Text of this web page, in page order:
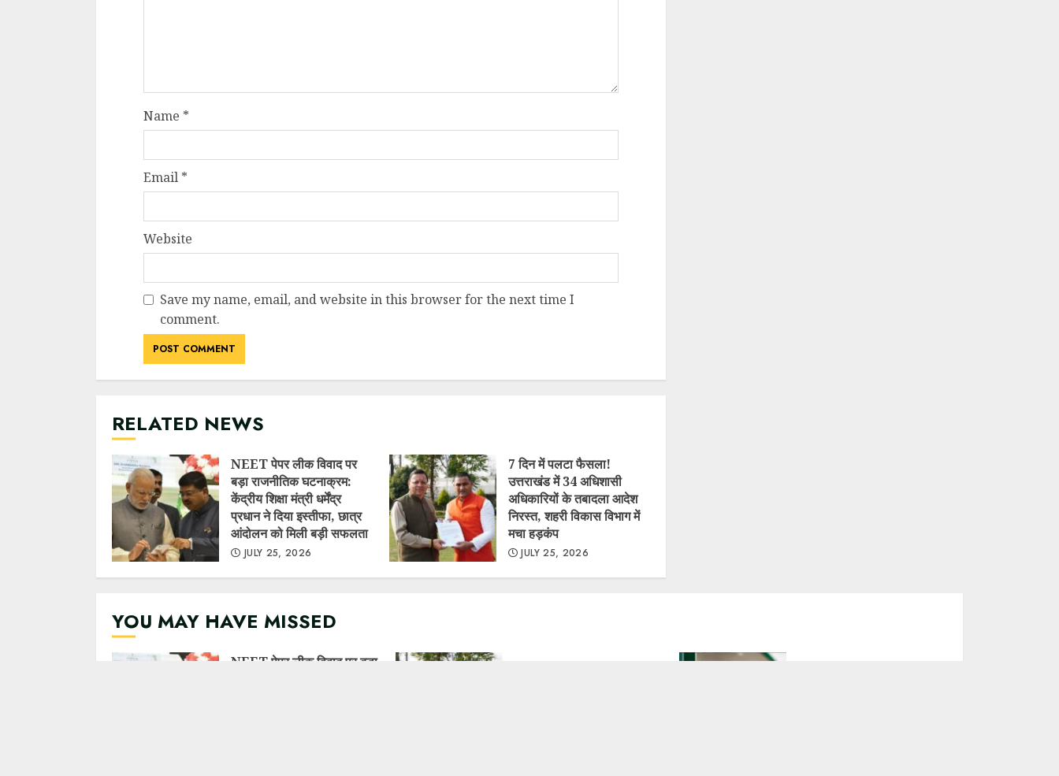
Name *
Email *
Website
Save my name, email, and website in this browser for the next time I
comment.
RELATED NEWS
NEET पेपर लीक विवाद पर
बड़ा राजनीतिक घटनाक्रम:
केंद्रीय शिक्षा मंत्री धर्मेंद्र
प्रधान ने दिया इस्तीफा, छात्र
आंदोलन को मिली बड़ी सफलता
JULY 25, 2026
7 दिन में पलटा फैसला!
उत्तराखंड में 34 अधिशासी
अधिकारियों के तबादला आदेश
निरस्त, शहरी विकास विभाग में
मचा हड़कंप
JULY 25, 2026
YOU MAY HAVE MISSED
NEET पेपर लीक विवाद पर बड़ा